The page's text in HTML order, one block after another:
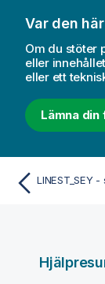
Var den
Om du stöter
eller
eller ett
Lämna
LINEST_SEY